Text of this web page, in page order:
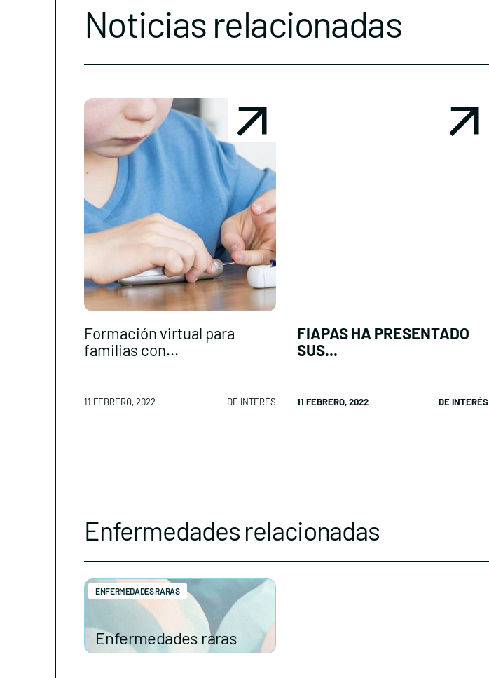
Noticias relacionadas
Formación virtual para
familias con...
11 FEBRERO, 2022 DE INTERÉS
FIAPAS HA PRESENTADO
SUS...
11 FEBRERO, 2022 DE INTERÉS
Enfermedades relacionadas
Enfermedades raras
ENFERMEDADES RARAS